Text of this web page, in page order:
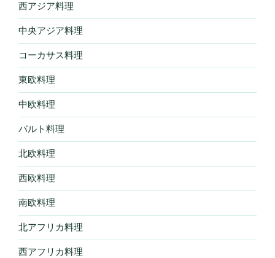
西アジア料理
中央アジア料理
コーカサス料理
東欧料理
中欧料理
バルト料理
北欧料理
西欧料理
南欧料理
北アフリカ料理
西アフリカ料理